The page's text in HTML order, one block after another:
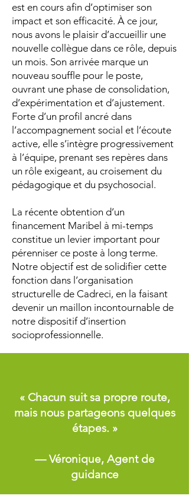
est en cours afin d’optimiser son
impact et son efficacité. À ce jour,
nous avons le plaisir d’accueillir une
nouvelle collègue dans ce rôle, depuis
un mois. Son arrivée marque un
nouveau souffle pour le poste,
ouvrant une phase de consolidation,
d’expérimentation et d’ajustement.
Forte d’un profil ancré dans
l’accompagnement social et l’écoute
active, elle s’intègre progressivement
à l’équipe, prenant ses repères dans
un rôle exigeant, au croisement du
pédagogique et du psychosocial.
La récente obtention d’un
financement Maribel à mi-temps
constitue un levier important pour
pérenniser ce poste à long terme.
Notre objectif est de solidifier cette
fonction dans l’organisation
structurelle de Cadreci, en la faisant
devenir un maillon incontournable de
notre dispositif d’insertion
socioprofessionnelle.
« Chacun suit sa propre route,
mais nous partageons quelques
étapes. »
— Véronique, Agent de
guidance